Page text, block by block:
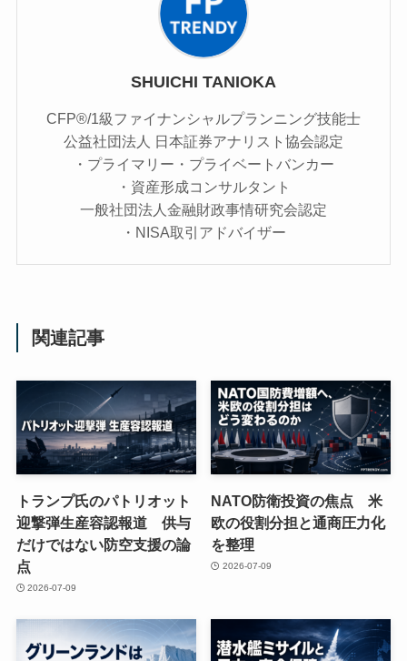
SHUICHI TANIOKA
CFP®/1級ファイナンシャルプランニング技能士
公益社団法人 日本証券アナリスト協会認定
・プライマリー・プライベートバンカー
・資産形成コンサルタント
一般社団法人金融財政事情研究会認定
・NISA取引アドバイザー
関連記事
トランプ氏のパトリオット
迎撃弾生産容認報道 供与
だけではない防空支援の論
点
2026-07-09
NATO防衛投資の焦点 米
欧の役割分担と通商圧力化
を整理
2026-07-09